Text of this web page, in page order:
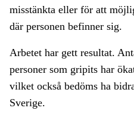
misstänkta eller för att
där personen befinner sig.
Arbetet har gett resultat.
personer som gripits har
vilket också bedöms ha
Sverige.